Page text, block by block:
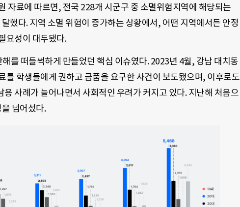
자료에 따르면, 전국 228개 시군구 중 소멸위험지역에 해당되는
했다. 지역 소멸 위험이 증가하는 상황에서, 어떤 지역에서든 안정
요성이 대두됐다.
해를 떠들썩하게 만들었던 핵심 이슈였다. 2023년 4월, 강남 대치동
를 학생들에게 권하고 금품을 요구한 사건이 보도됐으며, 이후로도
사례가 늘어나면서 사회적인 우려가 커지고 있다. 지난해 처음으
넘어섰다.